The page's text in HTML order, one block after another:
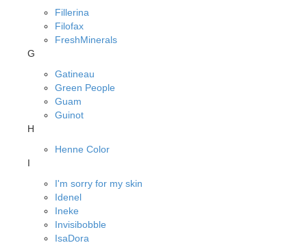
Fillerina
Filofax
FreshMinerals
G
Gatineau
Green People
Guam
Guinot
H
Henne Color
I
I'm sorry for my skin
Idenel
Ineke
Invisibobble
IsaDora